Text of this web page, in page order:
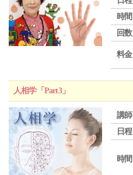
時間
回数
料金
人相学「Part3」
講師
日程
時間